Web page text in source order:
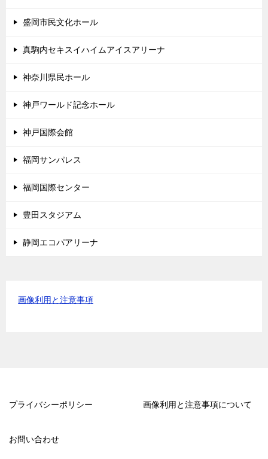
盛岡市民文化ホール
真駒内セキスイハイムアイスアリーナ
神奈川県民ホール
神戸ワールド記念ホール
神戸国際会館
福岡サンパレス
福岡国際センター
豊田スタジアム
静岡エコパアリーナ
画像利用と注意事項
プライバシーポリシー 画像利用と注意事項について
お問い合わせ